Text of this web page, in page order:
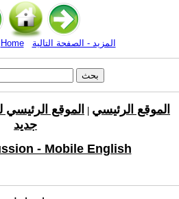
Home المزيد - الصفحة التالية
الموقع الرئيسي الموقع الرئيسي
جديد
- Mobile English